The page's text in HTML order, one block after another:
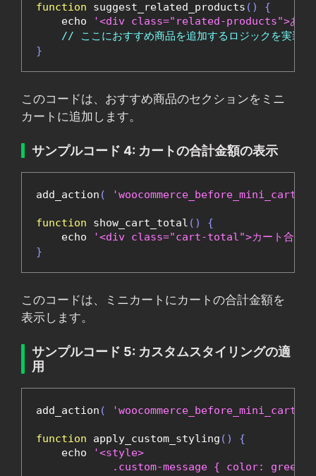
function suggest_related_products ()
{
    echo
'<div class="related-products">あなた
// ここにおすすめ商品を追加するロジックを実装
}
このコードは、おすすめ商品のセクションをミニ
カートに追加します。
サンプルコード 4: カートの合計金額の表示
add_action (
function show_cart_total ()
{
    echo
'<div class="cart-total">カート合計
}
このコードは、ミニカートにカートの合計金額を
表示します。
サンプルコード 5: カスタムスタイリングの適
用
add_action (
function apply_custom_styling ()
{
    echo
'<style>
.custom-message { color: green;